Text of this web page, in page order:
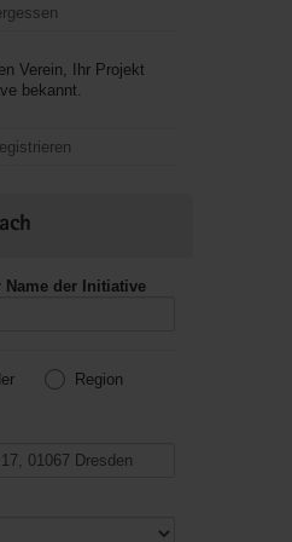
Verein, Ihr Projekt
bekannt.
der Initiative
Region